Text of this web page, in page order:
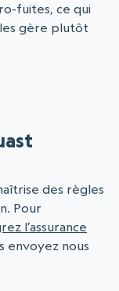
fuites, ce qui
les gère plutôt
des règles
Pour
l’assurance
envoyez nous